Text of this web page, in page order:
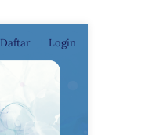
Daftar Login